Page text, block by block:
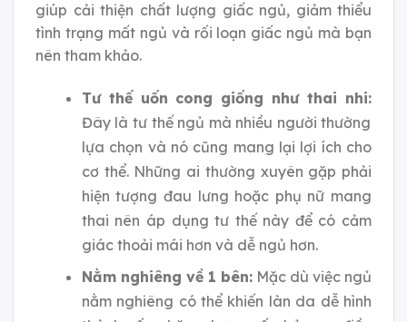
giúp cải thiện chất lượng giấc ngủ, giảm thiểu
tình trạng mất ngủ và rối loạn giấc ngủ mà bạn
nên tham khảo.
Tư thế uốn cong giống như thai nhi:
Đây là tư thế ngủ mà nhiều người thường
lựa chọn và nó cũng mang lại lợi ích cho
cơ thể. Những ai thường xuyên gặp phải
hiện tượng đau lưng hoặc phụ nữ mang
thai nên áp dụng tư thế này để có cảm
giác thoải mái hơn và dễ ngủ hơn.
Nằm nghiêng về 1 bên:Mặc dù việc ngủ
nằm nghiêng có thể khiến làn da dễ hình